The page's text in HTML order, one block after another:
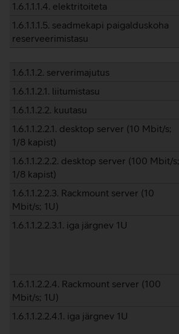
1.6.1.1.1.4. elektritoiteta
1.6.1.1.1.5. seadmekapi paigalduskoha
reserveerimistasu
1.6.1.1.2. serverimajutus
1.6.1.1.2.1. liitumistasu
1.6.1.1.2.2. kuutasu
1.6.1.1.2.2.1. desktop server (10 Mbit/s;
1/8 kapist)
1.6.1.1.2.2.2. desktop server (100 Mbit/s;
1/8 kapist)
1.6.1.1.2.2.3. Rackmount server (10
Mbit/s; 1U)
1.6.1.1.2.2.3.1. iga järgnev 1U
1.6.1.1.2.2.4. Rackmount server (100
Mbit/s; 1U)
1.6.1.1.2.2.4.1. iga järgnev 1U